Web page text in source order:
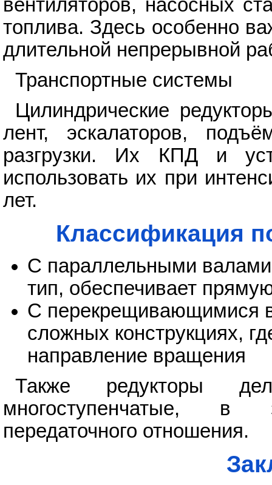
вентиляторов, насосных
топлива. Здесь особенно
длительной непрерывной
Транспортные системы
Цилиндрические
лент, эскалаторов,
разгрузки. Их КПД и
использовать их при
лет.
Классификация
С параллельными
тип, обеспечивает
С перекрещивающимися
сложных конструкциях,
направление вращения
Также редукторы
многоступенчатые, в
передаточного отношения.